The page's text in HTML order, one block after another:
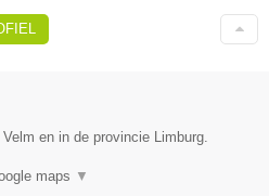
en in de provincie Limburg.
maps ▼